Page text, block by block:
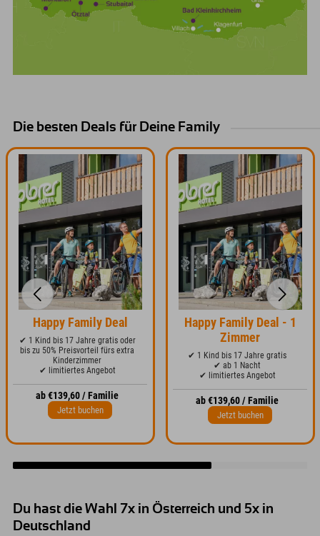
Die besten Deals für Deine Family
Happy Family Deal
✔ 1 Kind bis 17 Jahre gratis oder
bis zu 50% Preisvorteil fürs extra
Kinderzimmer
✔ limitiertes Angebot
ab €139,60 / Familie
Jetzt buchen
Happy Family Deal - 1
Zimmer
✔ 1 Kind bis 17 Jahre gratis
✔ ab 1 Nacht
✔ limitiertes Angebot
ab €139,60 / Familie
Jetzt buchen
Du hast die Wahl 7x in Österreich und 5x in
Deutschland